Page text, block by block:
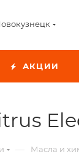
АКЦИИ
— Масла и